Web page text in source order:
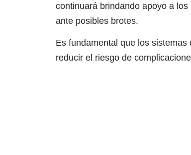
continuará brindando apoyo a
ante posibles brotes.
Es fundamental que los
reducir el riesgo de